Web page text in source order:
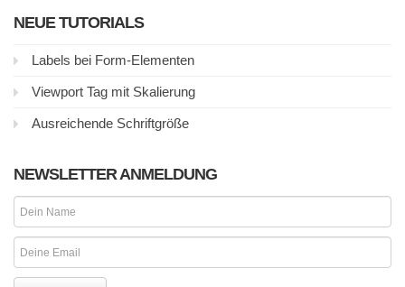
NEUE TUTORIALS
Labels bei Form-Elementen
Viewport Tag mit Skalierung
Ausreichende Schriftgröße
NEWSLETTER ANMELDUNG